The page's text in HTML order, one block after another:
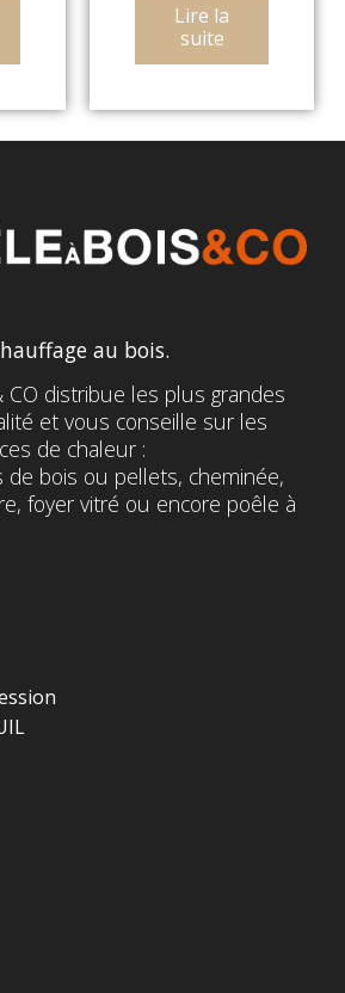
Lire la
suite
au bois.
CO distribue les plus grandes
et vous conseille sur les
de chaleur :
de bois ou pellets, cheminée,
foyer vitré ou encore poêle à